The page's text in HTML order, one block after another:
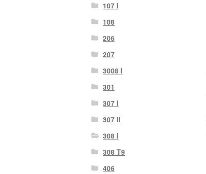
107 I
108
206
207
3008 I
301
307 I
307 II
308 I
308 T9
406